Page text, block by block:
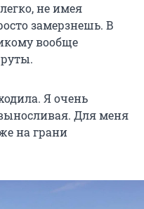
не имея
замерзнешь. В
вообще
Я очень
Для меня
на грани